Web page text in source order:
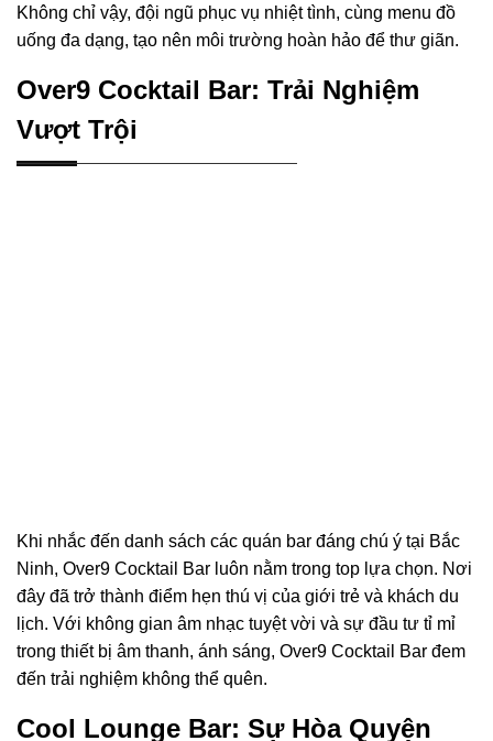
Không chỉ vậy, đội ngũ phục vụ nhiệt tình, cùng menu đồ
uống đa dạng, tạo nên môi trường hoàn hảo để thư giãn.
Over9 Cocktail Bar: Trải Nghiệm
Vượt Trội
Khi nhắc đến danh sách các quán bar đáng chú ý tại Bắc
Ninh, Over9 Cocktail Bar luôn nằm trong top lựa chọn. Nơi
đây đã trở thành điểm hẹn thú vị của giới trẻ và khách du
lịch. Với không gian âm nhạc tuyệt vời và sự đầu tư tỉ mỉ
trong thiết bị âm thanh, ánh sáng, Over9 Cocktail Bar đem
đến trải nghiệm không thể quên.
Cool Lounge Bar: Sự Hòa Quyện